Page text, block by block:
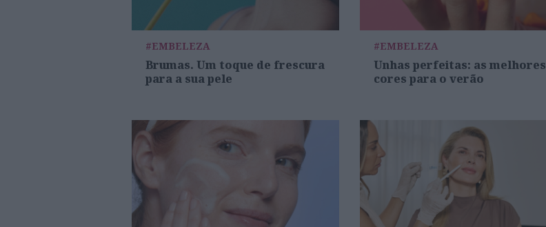
#EMBELEZA
Brumas. Um toque de frescura
para a sua pele
#EMBELEZA
Unhas perfeitas: as melhores
cores para o verão